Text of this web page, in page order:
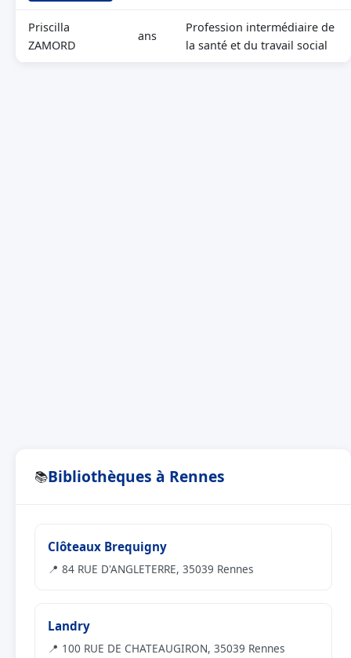
Priscilla
ZAMORD
ans
Profession intermédiaire de
la santé et du travail social
📚Bibliothèques à Rennes
Clôteaux Brequigny
📍 84 RUE D'ANGLETERRE, 35039 Rennes
Landry
📍 100 RUE DE CHATEAUGIRON, 35039 Rennes